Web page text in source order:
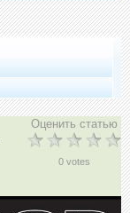
Оценить статью
0 votes